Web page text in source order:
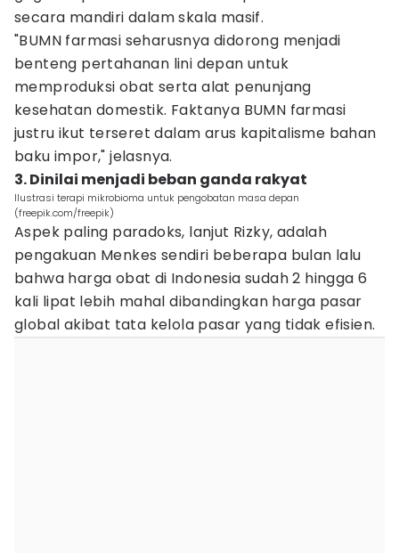
secara mandiri dalam skala masif.
"BUMN farmasi seharusnya didorong menjadi
benteng pertahanan lini depan untuk
memproduksi obat serta alat penunjang
kesehatan domestik. Faktanya BUMN farmasi
justru ikut terseret dalam arus kapitalisme bahan
baku impor," jelasnya.
3. Dinilai menjadi beban ganda rakyat
Ilustrasi terapi mikrobioma untuk pengobatan masa depan
(freepik.com/freepik)
Aspek paling paradoks, lanjut Rizky, adalah
pengakuan Menkes sendiri beberapa bulan lalu
bahwa harga obat di Indonesia sudah 2 hingga 6
kali lipat lebih mahal dibandingkan harga pasar
global akibat tata kelola pasar yang tidak efisien.